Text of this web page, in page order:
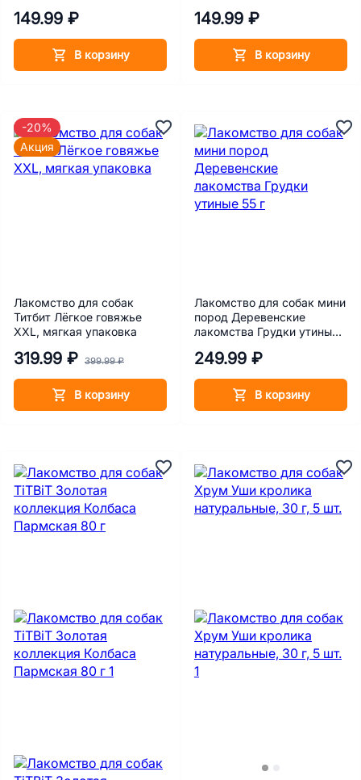
149.99 ₽
В корзину
149.99 ₽
В корзину
Лакомство для собак
Титбит Лёгкое говяжье
XXL, мягкая упаковка
319.99 ₽ 399.99 ₽
В корзину
-20%
Акция
Лакомство для собак мини
пород Деревенские
лакомства Грудки утиные
249.99 ₽
В корзину